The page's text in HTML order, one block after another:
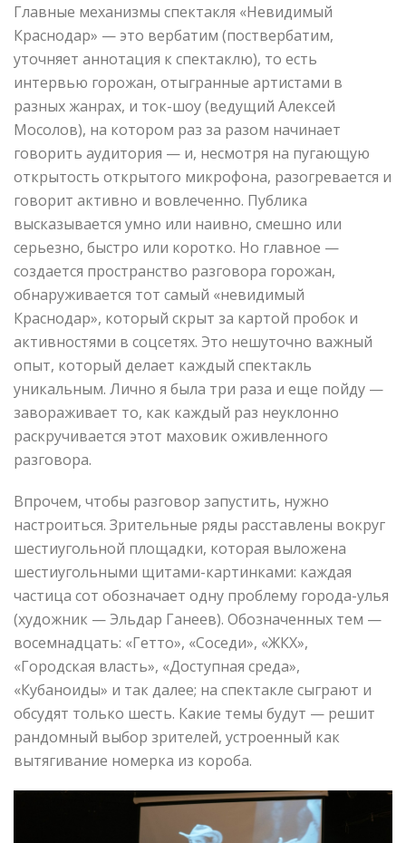
Главные механизмы спектакля «Невидимый
Краснодар» — это вербатим (поствербатим,
уточняет аннотация к спектаклю), то есть
интервью горожан, отыгранные артистами в
разных жанрах, и ток-шоу (ведущий Алексей
Мосолов), на котором раз за разом начинает
говорить аудитория — и, несмотря на пугающую
открытость открытого микрофона, разогревается и
говорит активно и вовлеченно. Публика
высказывается умно или наивно, смешно или
серьезно, быстро или коротко. Но главное —
создается пространство разговора горожан,
обнаруживается тот самый «невидимый
Краснодар», который скрыт за картой пробок и
активностями в соцсетях. Это нешуточно важный
опыт, который делает каждый спектакль
уникальным. Лично я была три раза и еще пойду —
завораживает то, как каждый раз неуклонно
раскручивается этот маховик оживленного
разговора.
Впрочем, чтобы разговор запустить, нужно
настроиться. Зрительные ряды расставлены вокруг
шестиугольной площадки, которая выложена
шестиугольными щитами-картинками: каждая
частица сот обозначает одну проблему города-улья
(художник — Эльдар Ганеев). Обозначенных тем —
восемнадцать: «Гетто», «Соседи», «ЖКХ»,
«Городская власть», «Доступная среда»,
«Кубаноиды» и так далее; на спектакле сыграют и
обсудят только шесть. Какие темы будут — решит
рандомный выбор зрителей, устроенный как
вытягивание номерка из короба.